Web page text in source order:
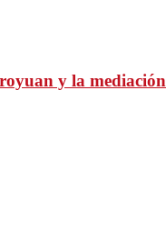
y la